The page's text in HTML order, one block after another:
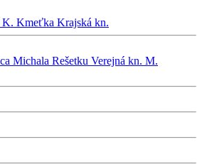
K. Kmeťka Krajská kn.
Michala Rešetku Verejná kn. M.